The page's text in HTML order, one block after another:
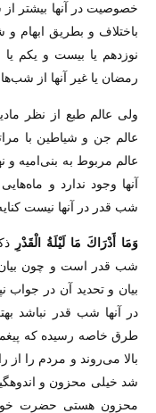
خصوصیت در آنها بیشتر
باختلاف و بطریق
نوزدهم یا بیست و یکم
رمضان یا غیر آنها از
ولی عالم طبع از نظر
عالم جن و شیاطین با
عالم مربوط به بنی‌امیه و
آنها وجود ندارد و
شب قدر در آنها نیست
وَمَا أَدْرَ‌اكَ مَا لَيْلَةُ الْقَدْرِ‌
شب قدر است و چون
بیان و تحدید آن در
در آنها شب قدر نباشد
طرق خاصه رسیده که
بالا می‌روند و مردم را از
شد خیلی محزون و
محزون هستی حضرت